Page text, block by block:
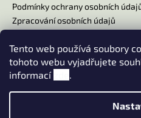
Tento web používá soubory
tohoto webu vyjadřujete
informací
.
Podmínky ochrany osobních
Zpracování osobních údajů
Doprava
Platba
Moje objednávka